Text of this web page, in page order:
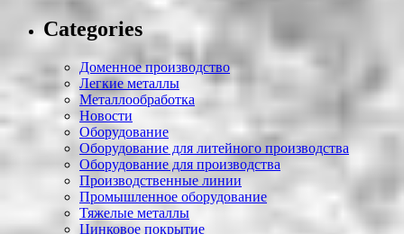
Categories
Доменное производство
Легкие металлы
Металлообработка
Новости
Оборудование
Оборудование для литейного производства
Оборудование для производства
Производственные линии
Промышленное оборудование
Тяжелые металлы
Цинковое покрытие